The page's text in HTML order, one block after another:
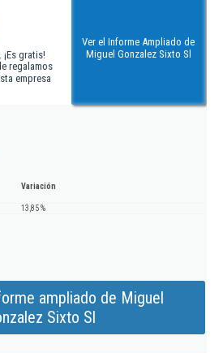
gratis!
regalamos
empresa
Ver el Informe Ampliado de
Miguel Gonzalez Sixto Sl
Variación
13,85 %
ampliado de Miguel
Sixto Sl